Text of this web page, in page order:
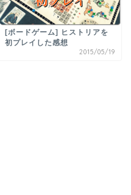
[ボードゲーム] ヒストリアを
初プレイした感想
2015/05/19